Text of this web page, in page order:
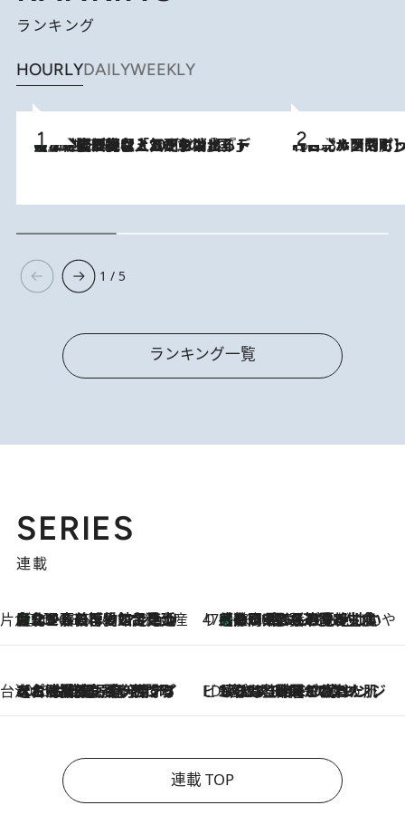
ランキング
HOURLYDAILYWEEKLY
2026.8.5
【なぜ吉沢亮は「気配を消せる」のか？】興行収入208億の『国宝』を経て挑むミュージカル『ディア・エヴァン・ハンセン』。トップ俳優が舞台上でさらけ出した“孤独”とは 2026.8.4
【台北・西門町】台湾旅行で行くべきグルメスポット7選《濃厚ルーローハンやもっちり粽、サクふわドーナツも》
1 / 5
ランキング一覧
SERIES
連載
片倉真理のときめく台湾土産
2026.8.5
台北からちょっと足を延ばして嘉義へ！ マジョリカタイルの博物館で見つけたレトロ可愛い台湾土産 47都道府県の手みやげ ひんやりスイーツで夏を満喫
2026.8.5
【静岡県】この夏絶対食べたい 冷やしておいしいおやつ3選 お茶香る生食感のふるふるゼリー
台湾ぶらぶら食べ歩き
2026.8.4
【台湾夏旅】買い物するなら“台湾の原宿”西門町へ！ お土産も自分用アイテムも揃うショッピングスポット8選 ビューティいいもの集め EDITORS' BEST
2026.8.3
“落とす”時間が“癒やし”に。THREEのクレンジングは、酷暑で疲れた肌も心も整えてくれる！
連載 TOP